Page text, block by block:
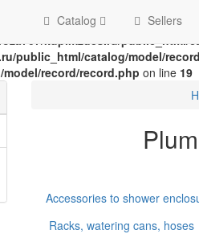
Swap the parameters in
Countable in/home/g/groza707/
kupimzdes.ru/public_html/
public_html/catalog/model/
record/record.php on line 19
Catalog Sellers
Accessories to shower
Racks, watering cans, hoses